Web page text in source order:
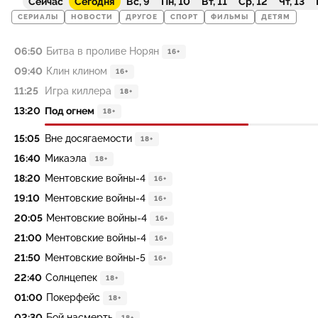
СЕРИАЛЫ НОВОСТИ ДРУГОЕ СПОРТ ФИЛЬМЫ ДЕТЯМ
06:50 Битва в проливе Норян 16+
09:40 Клин клином 16+
11:25 Игра киллера 18+
13:20 Под огнем 18+
15:05 Вне досягаемости 18+
16:40 Микаэла 18+
18:20 Ментовские войны-4 16+
19:10 Ментовские войны-4 16+
20:05 Ментовские войны-4 16+
21:00 Ментовские войны-4 16+
21:50 Ментовские войны-5 16+
22:40 Солнцепек 18+
01:00 Покерфейс 18+